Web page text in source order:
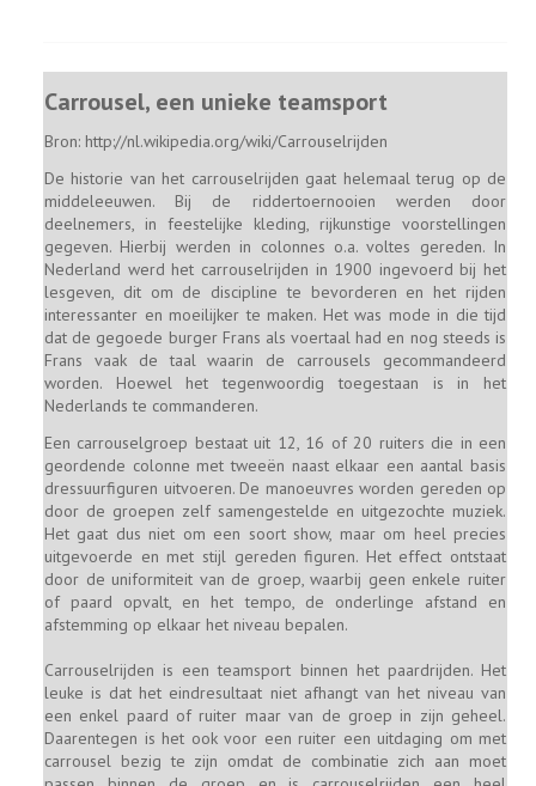
Carrousel, een unieke teamsport
Bron: http://nl.wikipedia.org/wiki/Carrouselrijden
De historie van het carrouselrijden gaat helemaal terug op de
middeleeuwen. Bij de riddertoernooien werden door
deelnemers, in feestelijke kleding, rijkunstige voorstellingen
gegeven. Hierbij werden in colonnes o.a. voltes gereden. In
Nederland werd het carrouselrijden in 1900 ingevoerd bij het
lesgeven, dit om de discipline te bevorderen en het rijden
interessanter en moeilijker te maken. Het was mode in die tijd
dat de gegoede burger Frans als voertaal had en nog steeds is
Frans vaak de taal waarin de carrousels gecommandeerd
worden. Hoewel het tegenwoordig toegestaan is in het
Nederlands te commanderen.
Een carrouselgroep bestaat uit 12, 16 of 20 ruiters die in een
geordende colonne met tweeën naast elkaar een aantal basis
dressuurfiguren uitvoeren. De manoeuvres worden gereden op
door de groepen zelf samengestelde en uitgezochte muziek.
Het gaat dus niet om een soort show, maar om heel precies
uitgevoerde en met stijl gereden figuren. Het effect ontstaat
door de uniformiteit van de groep, waarbij geen enkele ruiter
of paard opvalt, en het tempo, de onderlinge afstand en
afstemming op elkaar het niveau bepalen.
Carrouselrijden is een teamsport binnen het paardrijden. Het
leuke is dat het eindresultaat niet afhangt van het niveau van
een enkel paard of ruiter maar van de groep in zijn geheel.
Daarentegen is het ook voor een ruiter een uitdaging om met
carrousel bezig te zijn omdat de combinatie zich aan moet